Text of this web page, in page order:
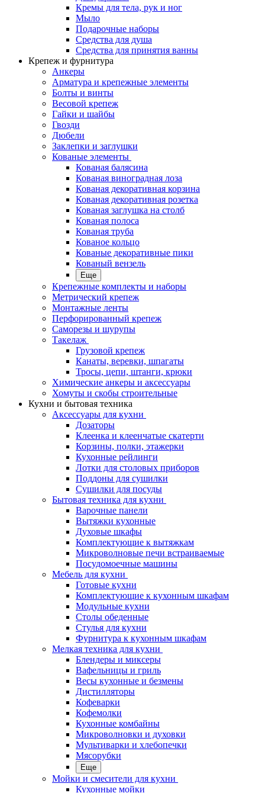
Кремы для тела, рук и ног
Мыло
Подарочные наборы
Средства для душа
Средства для принятия ванны
Крепеж и фурнитура
Анкеры
Арматура и крепежные элементы
Болты и винты
Весовой крепеж
Гайки и шайбы
Гвозди
Дюбели
Заклепки и заглушки
Кованые элементы
Кованая балясина
Кованая виноградная лоза
Кованая декоративная корзина
Кованая декоративная розетка
Кованая заглушка на столб
Кованая полоса
Кованая труба
Кованое кольцо
Кованые декоративные пики
Кованый вензель
Еще
Крепежные комплекты и наборы
Метрический крепеж
Монтажные ленты
Перфорированный крепеж
Саморезы и шурупы
Такелаж
Грузовой крепеж
Канаты, веревки, шпагаты
Тросы, цепи, штанги, крюки
Химические анкеры и аксессуары
Хомуты и скобы строительные
Кухни и бытовая техника
Аксессуары для кухни
Дозаторы
Клеенка и клеенчатые скатерти
Корзины, полки, этажерки
Кухонные рейлинги
Лотки для столовых приборов
Поддоны для сушилки
Сушилки для посуды
Бытовая техника для кухни
Варочные панели
Вытяжки кухонные
Духовые шкафы
Комплектующие к вытяжкам
Микроволновые печи встраиваемые
Посудомоечные машины
Мебель для кухни
Готовые кухни
Комплектующие к кухонным шкафам
Модульные кухни
Столы обеденные
Стулья для кухни
Фурнитура к кухонным шкафам
Мелкая техника для кухни
Блендеры и миксеры
Вафельницы и гриль
Весы кухонные и безмены
Дистилляторы
Кофеварки
Кофемолки
Кухонные комбайны
Микроволновки и духовки
Мультиварки и хлебопечки
Мясорубки
Еще
Мойки и смесители для кухни
Кухонные мойки